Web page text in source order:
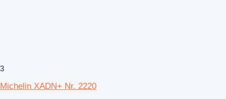
3
Michelin XADN+ Nr. 2220